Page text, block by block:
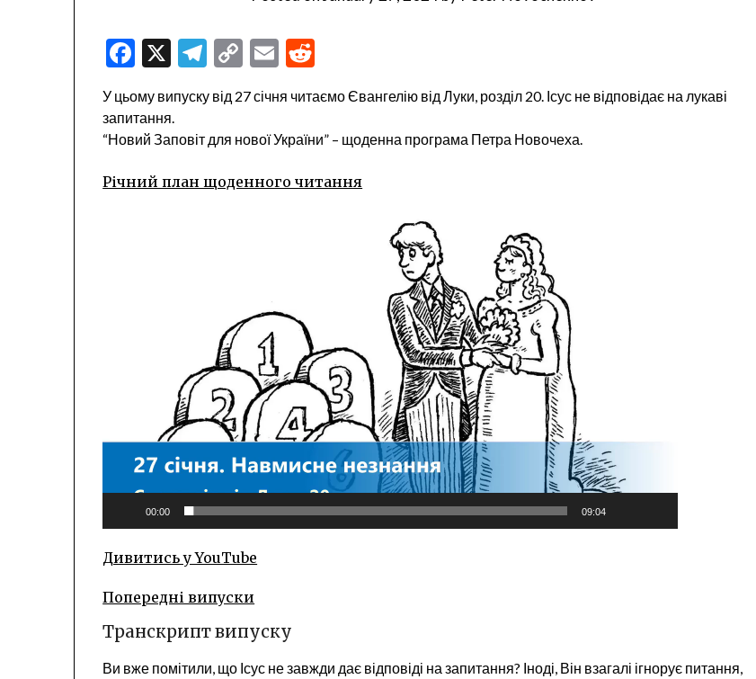
Facebook
X Telegram
Copy
Link
Email
У цьому випуску від 27 січня читаємо Євангелію від Луки, розділ 20. Ісус не відповідає на лукаві
запитання.
“Новий Заповіт для нової України” – щоденна програма Петра Новочеха.
Річний план щоденного читання
00:00 09:04
Дивитись у YouTube
Попередні випуски
Транскрипт випуску
Ви вже помітили, що Ісус не завжди дає відповіді на запитання? Іноді, Він взагалі ігнорує питання,